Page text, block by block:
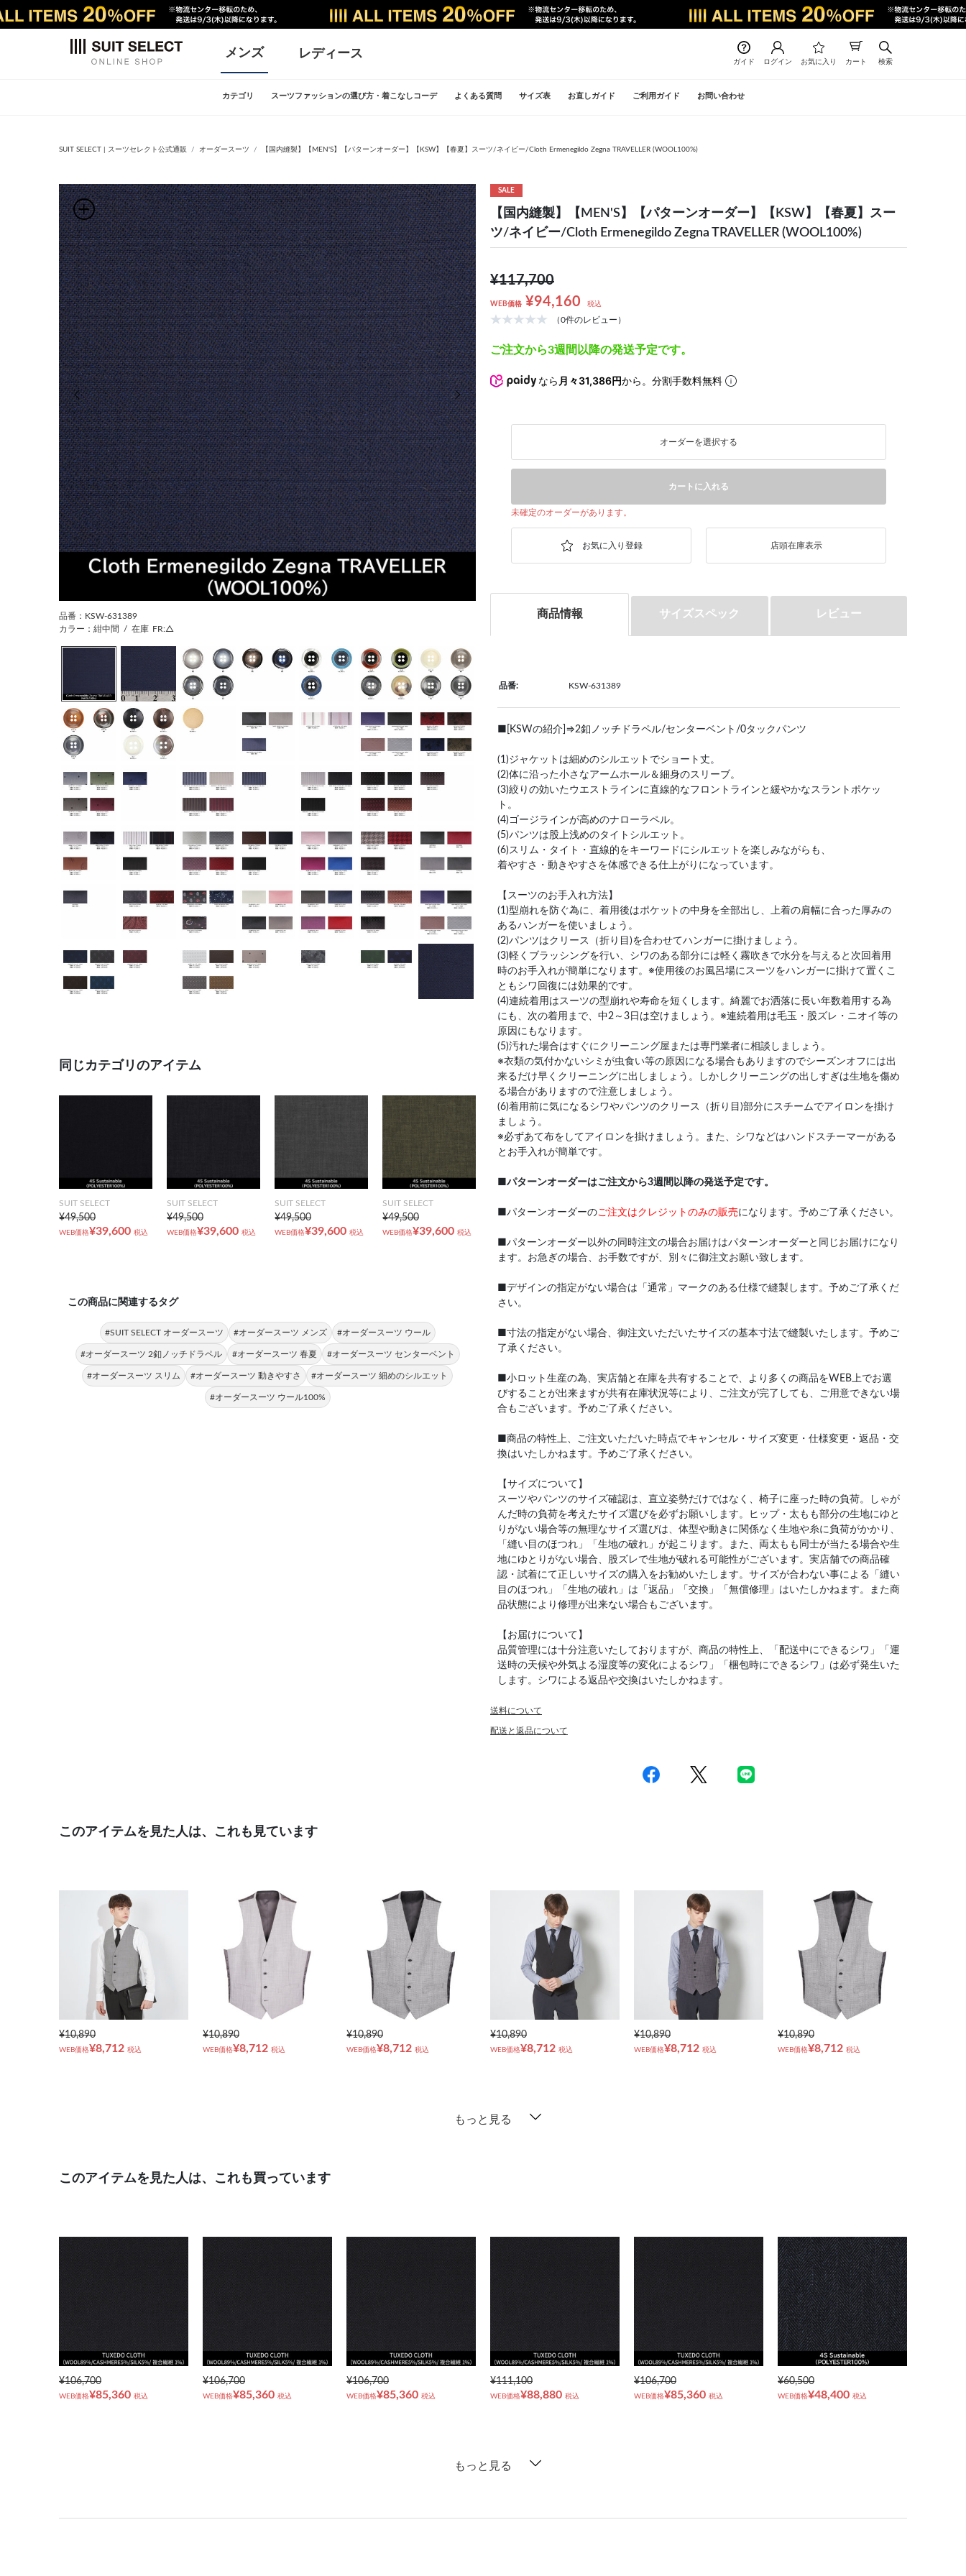
メンズ レディース
ガイド ログイン お気に入り カート 検索
カテゴリ スーツファッションの選び方・着こなしコーデ よくある質問 サイズ表 お直しガイド ご利用ガイド お問い合わせ
SUIT SELECT | スーツセレクト公式通販 オーダースーツ 【国内縫製】【MEN'S】【パターンオーダー】【KSW】【春夏】スーツ/ネイビー/Cloth Ermenegildo Zegna TRAVELLER (WOOL100%)
前の画像 次の画像
品番：KSW-631389
カラー：紺中間
/ 在庫 FR:△
同じカテゴリのアイテム
SUIT SELECT
¥49,500
WEB価格¥39,600 税込
SUIT SELECT
¥49,500
WEB価格¥39,600 税込
SUIT SELECT
¥49,500
WEB価格¥39,600 税込
SUIT SELECT
¥49,500
WEB価格¥39,600 税込
この商品に関連するタグ
#SUIT SELECT オーダースーツ #オーダースーツ メンズ #オーダースーツ ウール
#オーダースーツ 2釦ノッチドラペル #オーダースーツ 春夏 #オーダースーツ センターベント
#オーダースーツ スリム #オーダースーツ 動きやすさ #オーダースーツ 細めのシルエット
#オーダースーツ ウール100%
SALE
【国内縫製】【MEN'S】【パターンオーダー】【KSW】【春夏】スー
ツ/ネイビー/Cloth Ermenegildo Zegna TRAVELLER (WOOL100%)
¥117,700
WEB価格 ¥94,160 税込
（0件のレビュー）
ご注文から3週間以降の発送予定です。
なら 月々31,386円から。分割手数料無料
オーダーを選択する
カートに入れる
未確定のオーダーがあります。
店頭在庫表示
商品情報 サイズスペック レビュー
品番: KSW-631389
■[KSWの紹介]⇒2釦ノッチドラペル/センターベント/0タックパンツ
(1)ジャケットは細めのシルエットでショート丈。
(2)体に沿った小さなアームホール＆細身のスリーブ。
(3)絞りの効いたウエストラインに直線的なフロントラインと緩やかなスラントポケッ
ト。
(4)ゴージラインが高めのナローラペル。
(5)パンツは股上浅めのタイトシルエット。
(6)スリム・タイト・直線的をキーワードにシルエットを楽しみながらも、
着やすさ・動きやすさを体感できる仕上がりになっています。
【スーツのお手入れ方法】
(1)型崩れを防ぐ為に、着用後はポケットの中身を全部出し、上着の肩幅に合った厚みの
あるハンガーを使いましょう。
(2)パンツはクリース（折り目)を合わせてハンガーに掛けましょう。
(3)軽くブラッシングを行い、シワのある部分には軽く霧吹きで水分を与えると次回着用
時のお手入れが簡単になります。※使用後のお風呂場にスーツをハンガーに掛けて置くこ
ともシワ回復には効果的です。
(4)連続着用はスーツの型崩れや寿命を短くします。綺麗でお洒落に長い年数着用する為
にも、次の着用まで、中2～3日は空けましょう。※連続着用は毛玉・股ズレ・ニオイ等の
原因にもなります。
(5)汚れた場合はすぐにクリーニング屋または専門業者に相談しましょう。
※衣類の気付かないシミが虫食い等の原因になる場合もありますのでシーズンオフには出
来るだけ早くクリーニングに出しましょう。しかしクリーニングの出しすぎは生地を傷め
る場合がありますので注意しましょう。
(6)着用前に気になるシワやパンツのクリース（折り目)部分にスチームでアイロンを掛け
ましょう。
※必ずあて布をしてアイロンを掛けましょう。また、シワなどはハンドスチーマーがある
とお手入れが簡単です。
パターンオーダーはご注文から3週間以降の発送予定です。
■パターンオーダーのご注文はクレジットのみの販売になります。予めご了承ください。
■パターンオーダー以外の同時注文の場合お届けはパターンオーダーと同じお届けになり
ます。お急ぎの場合、お手数ですが、別々に御注文お願い致します。
■デザインの指定がない場合は「通常」マークのある仕様で縫製します。予めご了承くだ
さい。
■寸法の指定がない場合、御注文いただいたサイズの基本寸法で縫製いたします。予めご
了承ください。
■小ロット生産の為、実店舗と在庫を共有することで、より多くの商品をWEB上でお選
びすることが出来ますが共有在庫状況等により、ご注文が完了しても、ご用意できない場
合もございます。予めご了承ください。
■商品の特性上、ご注文いただいた時点でキャンセル・サイズ変更・仕様変更・返品・交
換はいたしかねます。予めご了承ください。
【サイズについて】
スーツやパンツのサイズ確認は、直立姿勢だけではなく、椅子に座った時の負荷。しゃが
んだ時の負荷を考えたサイズ選びを必ずお願いします。ヒップ・太もも部分の生地にゆと
りがない場合等の無理なサイズ選びは、体型や動きに関係なく生地や糸に負荷がかかり、
「縫い目のほつれ」「生地の破れ」が起こります。また、両太もも同士が当たる場合や生
地にゆとりがない場合、股ズレで生地が破れる可能性がございます。実店舗での商品確
認・試着にて正しいサイズの購入をお勧めいたします。サイズが合わない事による「縫い
目のほつれ」「生地の破れ」は「返品」「交換」「無償修理」はいたしかねます。また商
品状態により修理が出来ない場合もございます。
【お届けについて】
品質管理には十分注意いたしておりますが、商品の特性上、「配送中にできるシワ」「運
送時の天候や外気よる湿度等の変化によるシワ」「梱包時にできるシワ」は必ず発生いた
します。シワによる返品や交換はいたしかねます。
送料について
配送と返品について
このアイテムを見た人は、これも見ています
¥10,890
WEB価格¥8,712 税込
¥10,890
WEB価格¥8,712 税込
¥10,890
WEB価格¥8,712 税込
¥10,890
WEB価格¥8,712 税込
¥10,890
WEB価格¥8,712 税込
¥10,890
WEB価格¥8,712 税込
もっと見る
このアイテムを見た人は、これも買っています
¥106,700
WEB価格¥85,360 税込
¥106,700
WEB価格¥85,360 税込
¥106,700
WEB価格¥85,360 税込
¥111,100
WEB価格¥88,880 税込
¥106,700
WEB価格¥85,360 税込
¥60,500
WEB価格¥48,400 税込
もっと見る